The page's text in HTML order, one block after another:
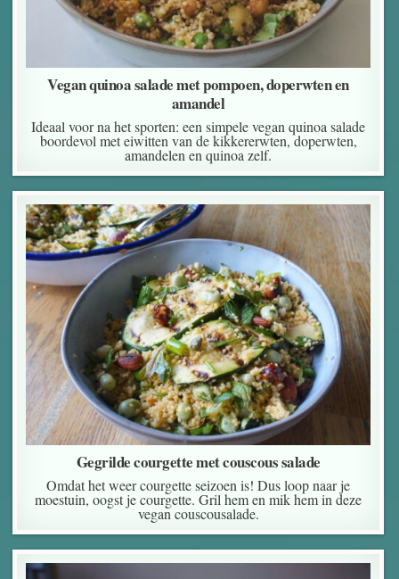
Vegan quinoa salade met pompoen, doperwten en
amandel
Ideaal voor na het sporten: een simpele vegan quinoa salade
boordevol met eiwitten van de kikkererwten, doperwten,
amandelen en quinoa zelf.
Gegrilde courgette met couscous salade
Omdat het weer courgette seizoen is! Dus loop naar je
moestuin, oogst je courgette. Gril hem en mik hem in deze
vegan couscousalade.